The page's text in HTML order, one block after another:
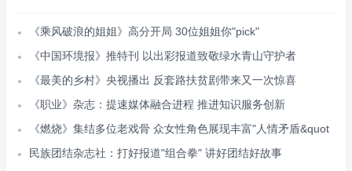
《乘风破浪的姐姐》高分开局 30位姐姐你"pick"
《中国环境报》推特刊 以出彩报道致敬绿水青山守护者
《最美的乡村》央视播出 反套路扶贫剧带来又一次惊喜
《职业》杂志：提速媒体融合进程 推进知识服务创新
《燃烧》集结多位老戏骨 众女性角色展现丰富"人情矛盾&quot
民族团结杂志社：打好报道"组合拳" 讲好团结好故事